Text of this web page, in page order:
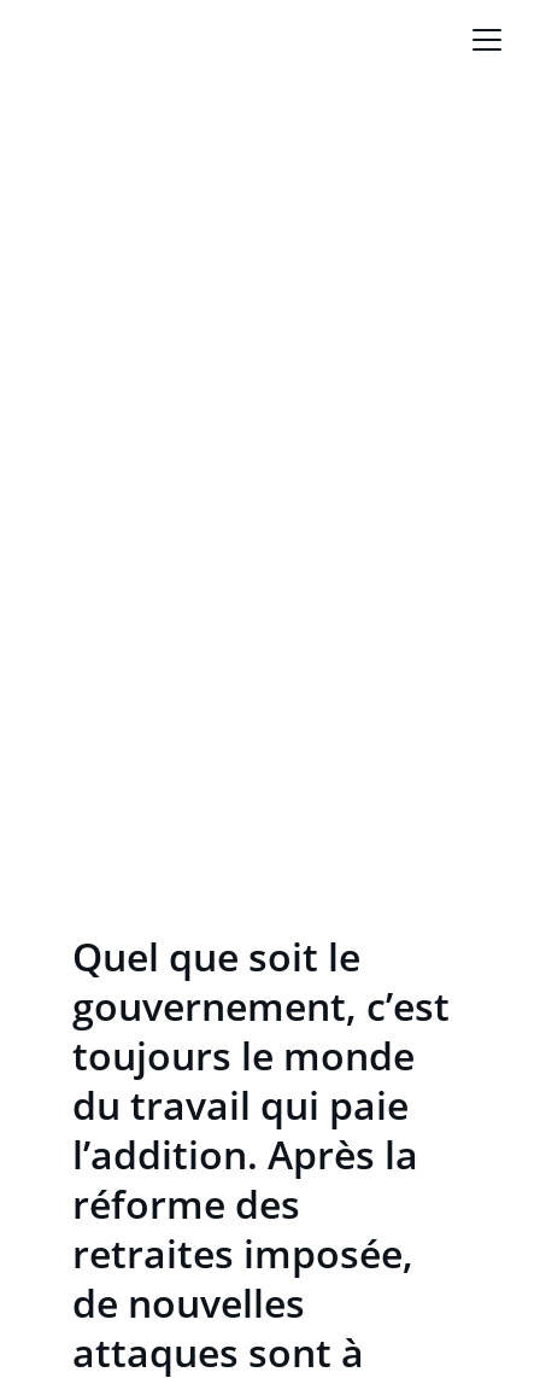
Quel que soit le
gouvernement, c’est
toujours le monde
du travail qui paie
l’addition. Après la
réforme des
retraites imposée,
de nouvelles
attaques sont à